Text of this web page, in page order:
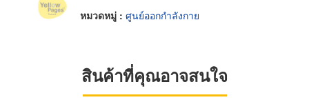
หมวดหมู่ : ศูนย์ออกกำลังกาย
สินค้าที่คุณอาจสนใจ